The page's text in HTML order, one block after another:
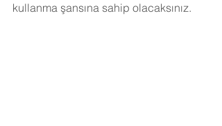
kullanma şansına sahip olacaksınız.